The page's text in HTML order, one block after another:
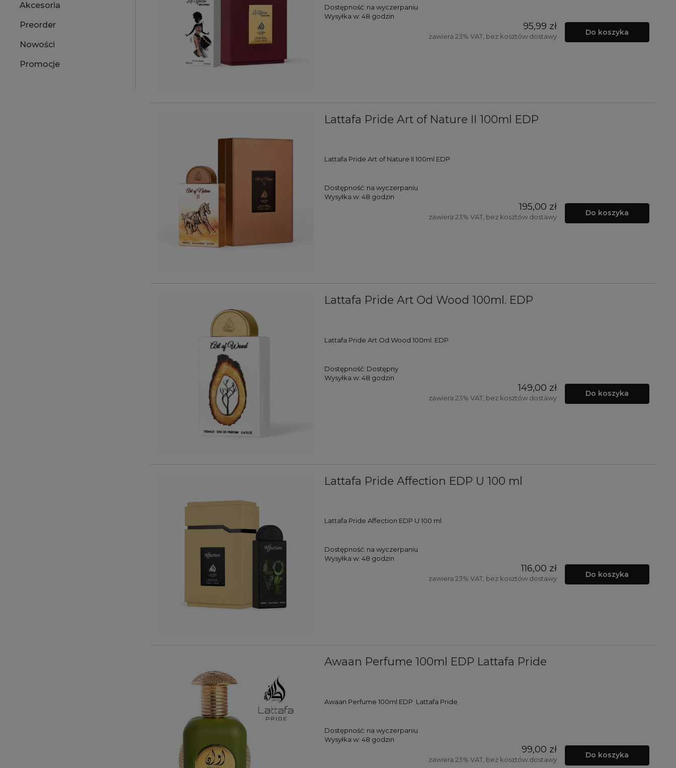
Akcesoria
Preorder
Nowości
Promocje
Dostępność: na wyczerpaniu
Wysyłka w: 48 godzin
95,99 zł
zawiera 23% VAT, bez kosztów dostawy Do koszyka
Lattafa Pride Art of Nature II 100ml EDP
Lattafa Pride Art of Nature II 100ml EDP
Dostępność: na wyczerpaniu
Wysyłka w: 48 godzin
195,00 zł
zawiera 23% VAT, bez kosztów dostawy Do koszyka
Lattafa Pride Art Od Wood 100ml. EDP
Lattafa Pride Art Od Wood 100ml. EDP
Dostępność: Dostępny
Wysyłka w: 48 godzin
149,00 zł
zawiera 23% VAT, bez kosztów dostawy Do koszyka
Lattafa Pride Affection EDP U 100 ml
Lattafa Pride Affection EDP U 100 ml
Dostępność: na wyczerpaniu
Wysyłka w: 48 godzin
116,00 zł
zawiera 23% VAT, bez kosztów dostawy Do koszyka
Awaan Perfume 100ml EDP Lattafa Pride
Awaan Perfume 100ml EDP Lattafa Pride
Dostępność: na wyczerpaniu
Wysyłka w: 48 godzin
99,00 zł
zawiera 23% VAT, bez kosztów dostawy Do koszyka